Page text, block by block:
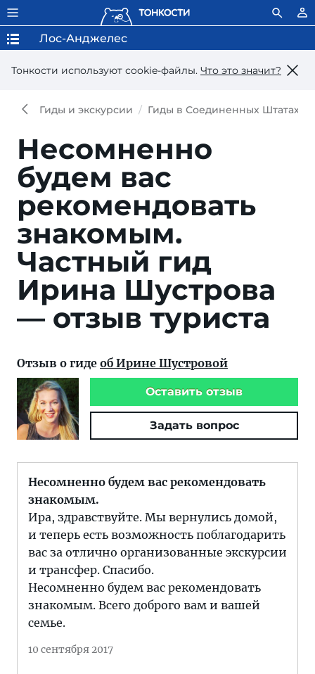
Тонкости используют сookie-файлы. Что это значит?
Лос-Анджелес
Гиды и экскурсии Гиды в Соединенных Штатах
Несомненно
будем вас
рекомендовать
знакомым.
Частный гид
Ирина Шустрова
— отзыв туриста
Отзыв о гиде об Ирине Шустровой
Оставить отзыв
Задать вопрос
Несомненно будем вас рекомендовать
знакомым.
Ира, здравствуйте. Мы вернулись домой,
и теперь есть возможность поблагодарить
вас за отлично организованные экскурсии
и трансфер. Спасибо.
Несомненно будем вас рекомендовать
знакомым. Всего доброго вам и вашей
семье.
10 сентября 2017